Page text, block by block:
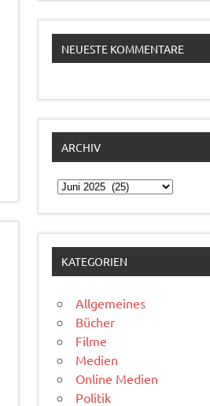
NEUESTE KOMMENTARE
ARCHIV
Archiv
KATEGORIEN
Allgemeines
Bücher
Filme
Medien
Online Medien
Politik